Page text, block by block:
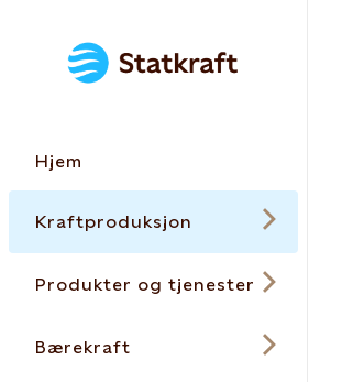
Hjem
Kraftproduksjon
Produkter og tjenester
Bærekraft